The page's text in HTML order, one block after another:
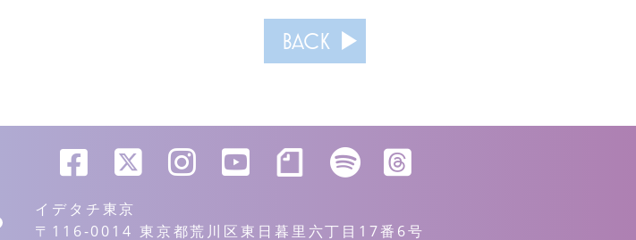
BACK
イデタチ東京
〒116-0014 東京都荒川区東日暮里六丁目17番6号